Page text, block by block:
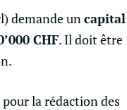
demande uncapital
CHF. Il doit être
pour la rédaction des